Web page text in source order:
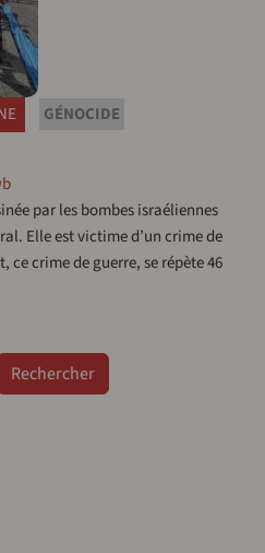
GÉNOCIDE
par les bombes israéliennes
Elle est victime d’un crime de
ce crime de guerre, se répète 46